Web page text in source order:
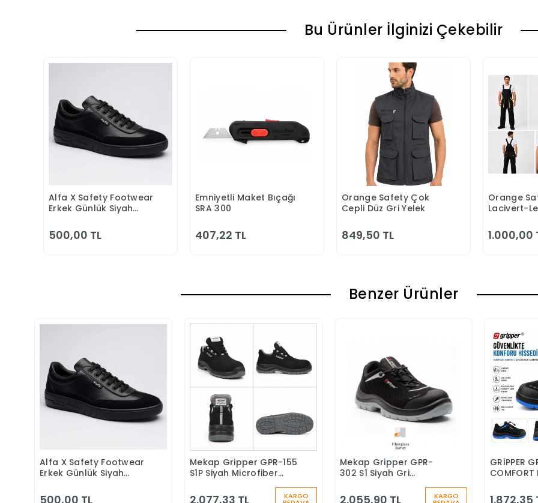
Bu Ürünler İlginizi Çekebilir
Sepete Ekle
Alfa X Safety Footwear
Erkek Günlük Siyah
500,00 TL
Sepete Ekle
Emniyetli Maket Bıçağı
SRA 300
407,22 TL
Sepete Ekle
Orange Safety Çok
Cepli Düz Gri Yelek
849,50 TL
Orange
Lacivert-
1.000,00
Benzer Ürünler
Sepete Ekle
Alfa X Safety Footwear
Erkek Günlük Siyah
500,00 TL
Sepete Ekle
Mekap Gripper GPR-155
S1P Siyah Microfiber
Ayakkabısı
2.077,33 TL KARGO
Sepete Ekle
Mekap Gripper GPR-
302 S1 Siyah Gri
Ayakkabısı
2.055,90 TL KARGO
GRİPPER
COMFORT
1.872,35